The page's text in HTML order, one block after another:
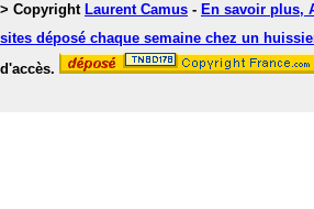
> Copyright Laurent Camus - En savoir plus,
sites déposé chaque semaine chez un
d'accès.